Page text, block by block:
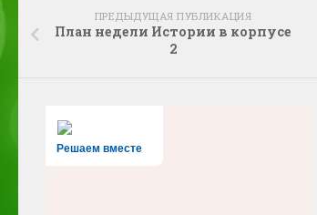
ПРЕДЫДУЩАЯ ПУБЛИКАЦИЯ
План недели Истории в корпусе
2
Решаем вместе